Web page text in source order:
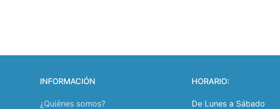
INFORMACIÓN
¿Quiénes somos?
HORARIO:
De Lunes a Sábado